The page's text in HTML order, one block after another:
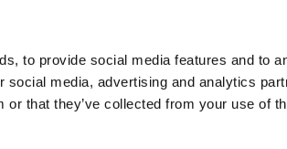
to provide social media features and to
social media, advertising and analytics
or that they’ve collected from your use of